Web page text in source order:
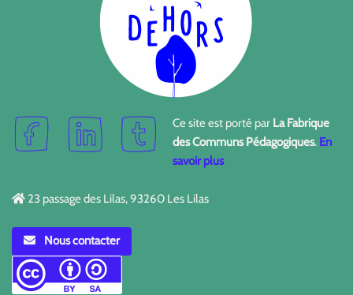
Ce site est porté par La Fabrique
des Communs Pédagogiques. En
savoir plus
23 passage des Lilas, 93260 Les Lilas
Nous contacter